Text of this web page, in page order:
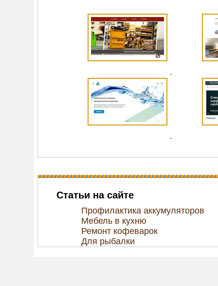
Статьи на сайте
Профилактика аккумуляторов
Мебель в кухню
Ремонт кофеварок
Для рыбалки